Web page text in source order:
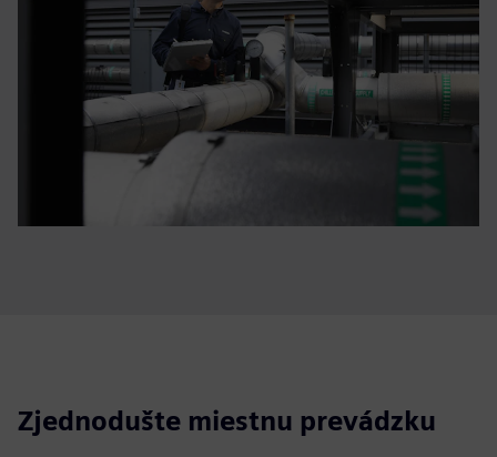
Zjednodušte miestnu prevádzku